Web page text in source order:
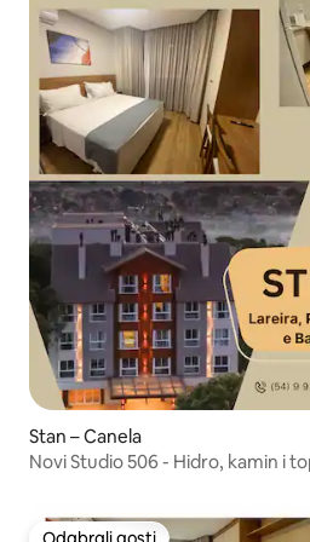
Stan – Canela
Novi Studio 506 - Hidro, kamin i